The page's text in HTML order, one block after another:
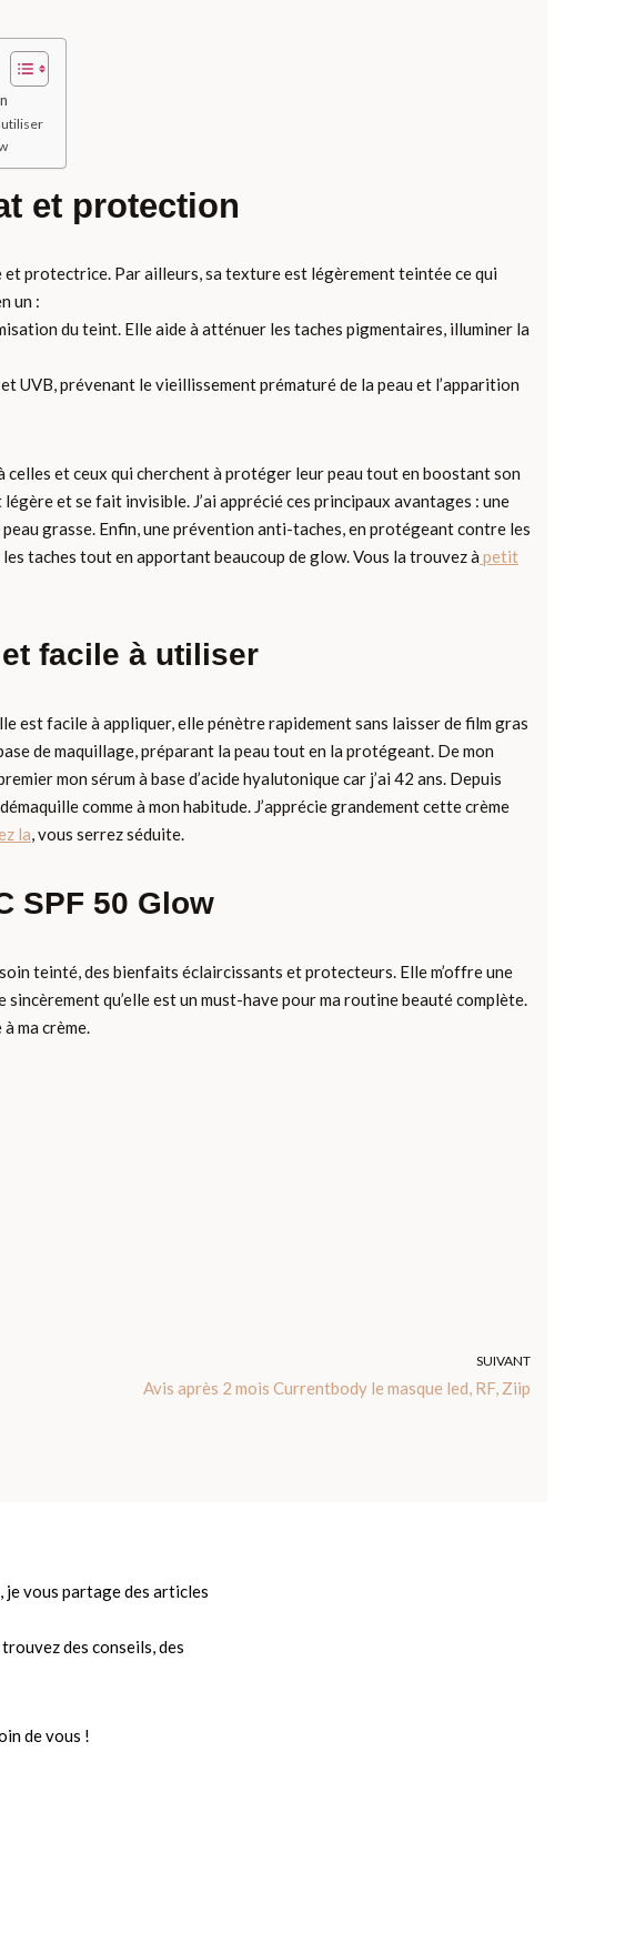
utiliser
et protection
protectrice. Par ailleurs, sa texture est légèrement teintée ce qui
un :
du teint. Elle aide à atténuer les taches pigmentaires, illuminer la
prévenant le vieillissement prématuré de la peau et l’apparition
celles et ceux qui cherchent à protéger leur peau tout en boostant son
et se fait invisible. J’ai apprécié ces principaux avantages : une
grasse. Enfin, une prévention anti-taches, en protégeant contre les
taches tout en apportant beaucoup de glow. Vous la trouvez à petit
facile à utiliser
est facile à appliquer, elle pénètre rapidement sans laisser de film gras
de maquillage, préparant la peau tout en la protégeant. De mon
mon sérum à base d’acide hyalutonique car j’ai 42 ans. Depuis
comme à mon habitude. J’apprécie grandement cette crème
la, vous serrez séduite.
SPF 50 Glow
teinté, des bienfaits éclaircissants et protecteurs. Elle m’offre une
qu’elle est un must-have pour ma routine beauté complète.
ma crème.
SUIVANT
Avis après 2 mois Currentbody le masque led, RF, Ziip
vous partage des articles
des conseils, des
de vous !